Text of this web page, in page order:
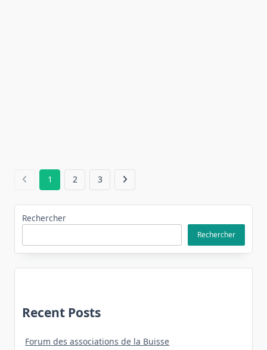
1 2 3
Rechercher
Rechercher
Recent Posts
Forum des associations de la Buisse